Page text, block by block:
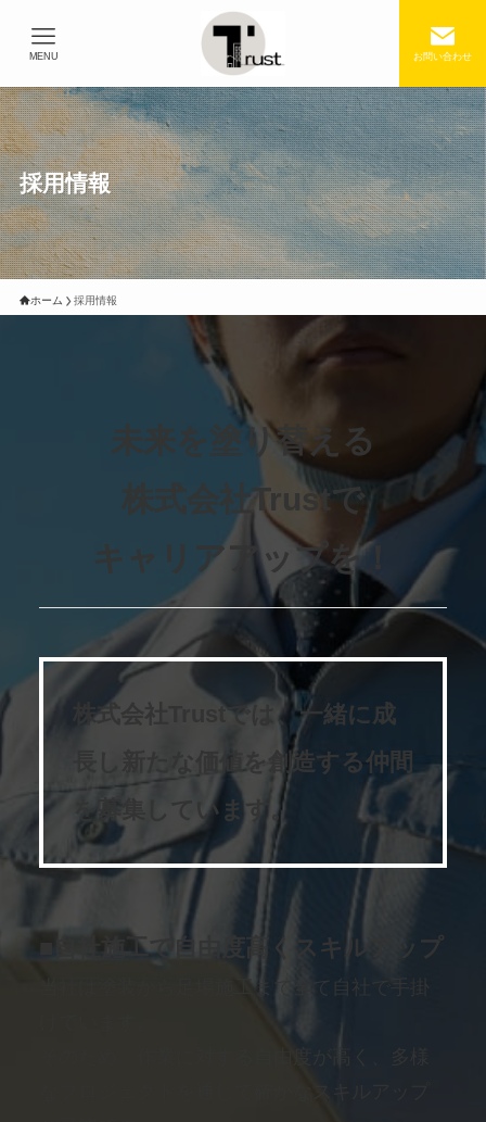
お問い合わせ
MENU
採用情報
ホーム 採用情報
未来を塗り替える
株式会社Trustで
キャリアアップを！
株式会社Trustでは、一緒に成
新たな価値を創造する仲間
を募集しています。
■自社施工で自由度高くスキルアップ
当社は塗装から足場施工まで全て自社で手掛